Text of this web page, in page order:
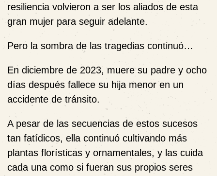
resiliencia volvieron a ser los aliados de esta
gran mujer para seguir adelante.
Pero la sombra de las tragedias continuó…
En diciembre de 2023, muere su padre y ocho
días después fallece su hija menor en un
accidente de tránsito.
A pesar de las secuencias de estos sucesos
tan fatídicos, ella continuó cultivando más
plantas florísticas y ornamentales, y las cuida
cada una como si fueran sus propios seres